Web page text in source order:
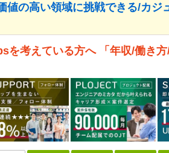
の高い領域に挑戦できる/カジ
を考えている方へ 「年収/働き